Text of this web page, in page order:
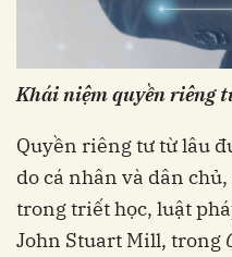
Khái niệm quyền riêng
Quyền riêng tư từ lâu
do cá nhân và dân
trong triết học, luật
John Stuart Mill, trong